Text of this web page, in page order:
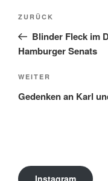
Beitragsnavigation
Vorheriger
Beitrag
ZURÜCK
Blinder Fleck im
Hamburger Senats
Nächster
Beitrag
WEITER
Gedenken an Karl